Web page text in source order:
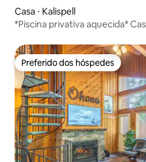
Casa ⋅ Kalispell
*Piscina privativa aquecida*
Preferido dos hóspedes
Preferido dos hóspedes